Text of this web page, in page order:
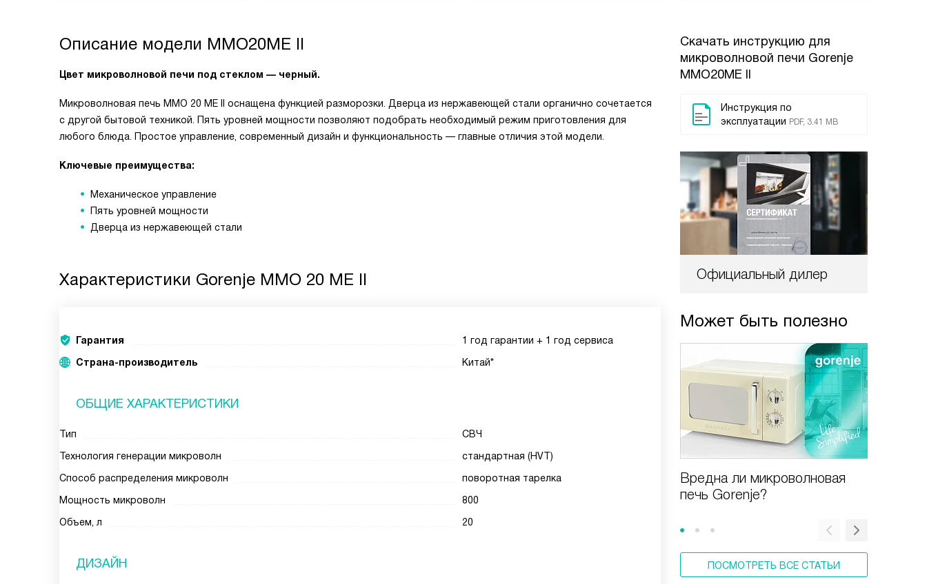
Скачать инструкцию для
микроволновой печи Gorenje
MMO20ME II
Инструкция по
эксплуатации PDF, 3.41 MB
Официальный дилер
Может быть полезно
Вредна ли микроволновая
печь Gorenje?
ПОСМОТРЕТЬ ВСЕ СТАТЬИ
Описание модели MMO20ME II
Цвет микроволновой печи под стеклом — черный.
Микроволновая печь MMO 20 ME II оснащена функцией разморозки. Дверца из нержавеющей стали органично сочетается
с другой бытовой техникой. Пять уровней мощности позволяют подобрать необходимый режим приготовления для
любого блюда. Простое управление, современный дизайн и функциональность — главные отличия этой модели.
Ключевые преимущества:
Механическое управление
Пять уровней мощности
Дверца из нержавеющей стали
Характеристики Gorenje MMO 20 ME II
Гарантия
1 год гарантии + 1 год сервиса
Страна-производитель
Китай*
ОБЩИЕ ХАРАКТЕРИСТИКИ
Тип
СВЧ
Технология генерации микроволн
стандартная (HVT)
Способ распределения микроволн
поворотная тарелка
Мощность микроволн
800
Объем, л
20
ДИЗАЙН